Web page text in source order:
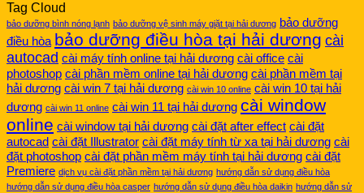
Tag Cloud
bảo dưỡng bình nóng lạnh bảo dưỡng vệ sinh máy giặt tại hải dương bảo dưỡng
điều hòa bảo dưỡng điều hòa tại hải dương cài
autocad cài máy tính online tại hải dương cài office cài
photoshop cài phần mềm online tại hải dương cài phần mềm tại
hải dương cài win 7 tại hải dương cài win 10 online cài win 10 tại hải
dương cài win 11 online cài win 11 tại hải dương cài window
online cài window tại hải dương cài đặt after effect cài đặt
autocad cài đặt Illustrator cài đặt máy tính từ xa tại hải dương cài
đặt photoshop cài đặt phần mềm máy tính tại hải dương cài đặt
Premiere dịch vụ cài đặt phần mềm tại hải dương hướng dẫn sử dụng điều hòa
hướng dẫn sử dụng điều hòa casper hướng dẫn sử dụng điều hòa daikin hướng dẫn sử